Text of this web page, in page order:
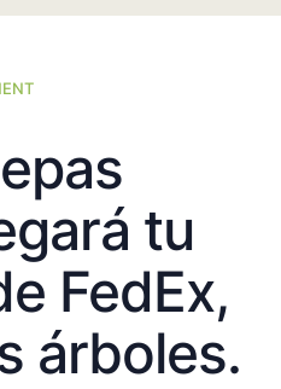
tu
FedEx,
árboles.